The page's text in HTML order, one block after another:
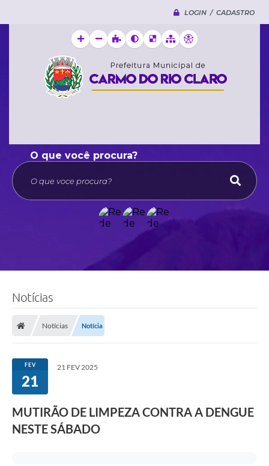
LOGIN / CADASTRO
O que voce procura?
Notícias
Notícias Notícia
FEV
21
21 FEV 2025
MUTIRÃO DE LIMPEZA CONTRA A DENGUE
NESTE SÁBADO